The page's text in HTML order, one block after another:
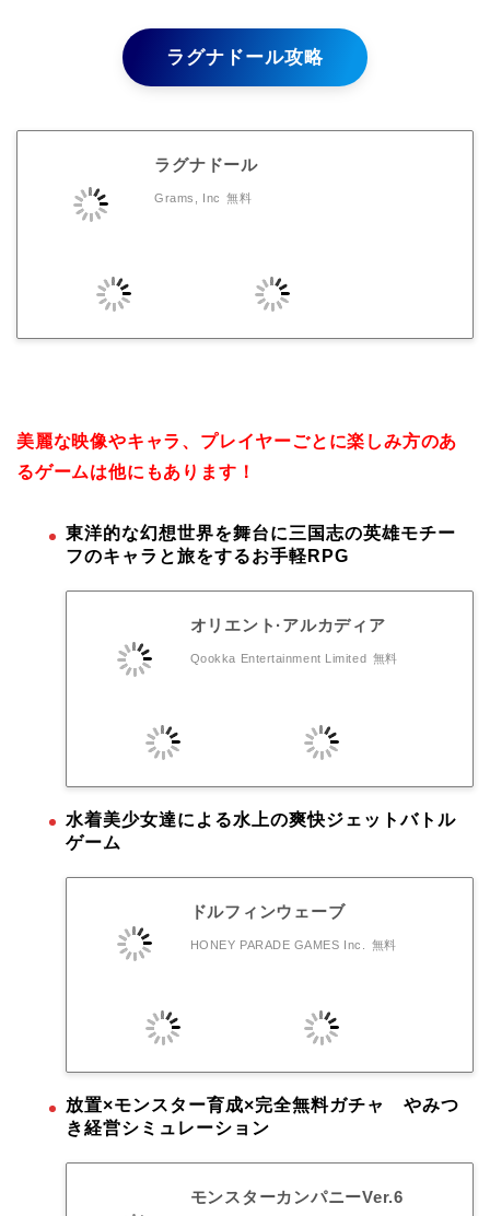
ラグナドール攻略
ラグナドール
Grams, Inc 無料
美麗な映像やキャラ、プレイヤーごとに楽しみ方のあ
るゲームは他にもあります！
東洋的な幻想世界を舞台に三国志の英雄モチー
フのキャラと旅をするお手軽RPG
オリエント·アルカディア
Qookka Entertainment Limited 無料
水着美少女達による水上の爽快ジェットバトル
ゲーム
ドルフィンウェーブ
HONEY PARADE GAMES Inc. 無料
放置×モンスター育成×完全無料ガチャ やみつ
き経営シミュレーション
モンスターカンパニーVer.6